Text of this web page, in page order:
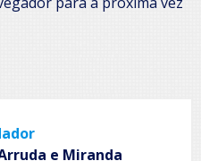
e Miranda